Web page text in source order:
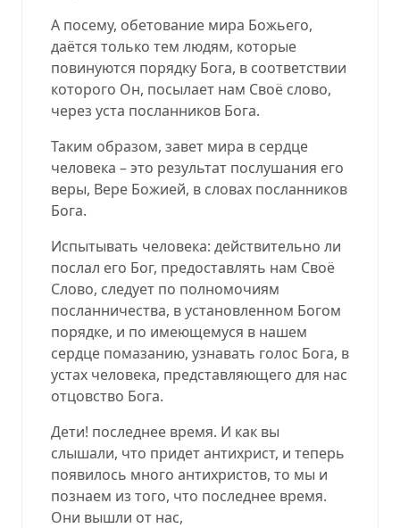
А посему, обетование мира Божьего,
даётся только тем людям, которые
повинуются порядку Бога, в соответствии
которого Он, посылает нам Своё слово,
через уста посланников Бога.
Таким образом, завет мира в сердце
человека – это результат послушания его
веры, Вере Божией, в словах посланников
Бога.
Испытывать человека: действительно ли
послал его Бог, предоставлять нам Своё
Слово, следует по полномочиям
посланничества, в установленном Богом
порядке, и по имеющемуся в нашем
сердце помазанию, узнавать голос Бога, в
устах человека, представляющего для нас
отцовство Бога.
Дети! последнее время. И как вы
слышали, что придет антихрист, и теперь
появилось много антихристов, то мы и
познаем из того, что последнее время.
Они вышли от нас,